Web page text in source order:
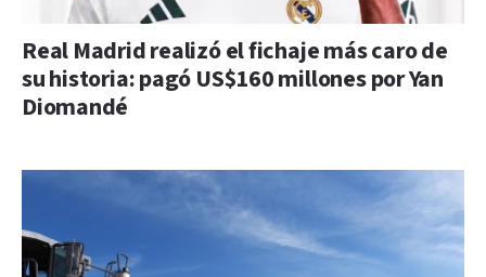
Real Madrid realizó el fichaje más caro de
su historia: pagó US$160 millones por Yan
Diomandé